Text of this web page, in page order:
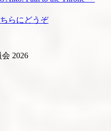
らにどうぞ
会 2026